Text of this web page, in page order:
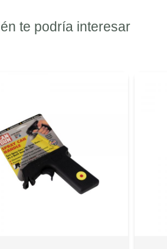
te podría interesar